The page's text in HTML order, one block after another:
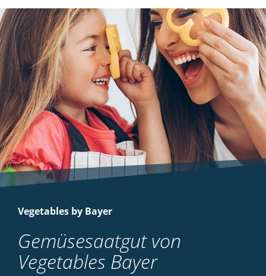
Vegetables by Bayer
Gemüsesaatgut von
Vegetables Bayer